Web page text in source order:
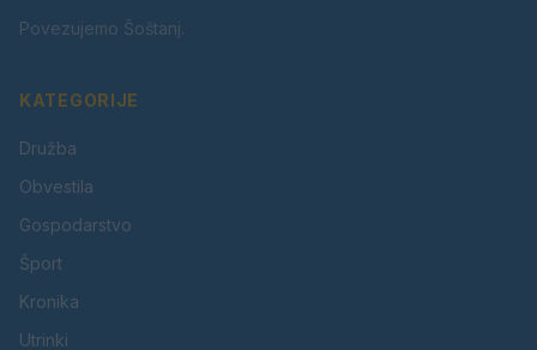
Povezujemo Šoštanj.
KATEGORIJE
Družba
Obvestila
Gospodarstvo
Šport
Kronika
Utrinki